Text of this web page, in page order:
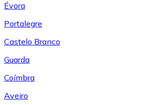
Évora
Portalegre
Castelo Branco
Guarda
Coímbra
Aveiro